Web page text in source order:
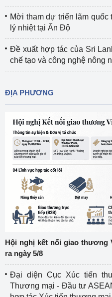
Mời tham dự triển lãm
lý nhiệt tại Ấn Độ
Đề xuất hợp tác của Sri
chế tạo và công nghệ nông
ĐỊA PHƯƠNG
Hội nghị kết nối giao thương
ra ngày 5/8
Đại diện Cục Xúc tiến
Thương mại - Đầu tư